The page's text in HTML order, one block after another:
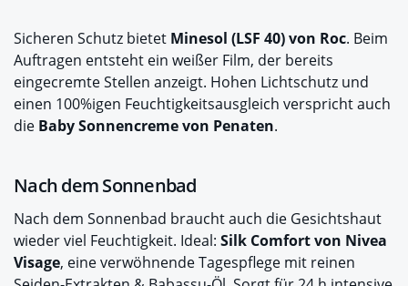
Sicheren Schutz bietet Minesol (LSF 40) von Roc. Beim
Auftragen entsteht ein weißer Film, der bereits
eingecremte Stellen anzeigt. Hohen Lichtschutz und
einen 100%igen Feuchtigkeitsausgleich verspricht auch
die Baby Sonnencreme von Penaten.
Nach dem Sonnenbad
Nach dem Sonnenbad braucht auch die Gesichtshaut
wieder viel Feuchtigkeit. Ideal: Silk Comfort von Nivea
Visage, eine verwöhnende Tagespflege mit reinen